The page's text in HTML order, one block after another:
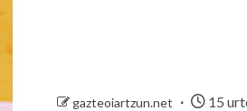
gazteoiartzun.net 15